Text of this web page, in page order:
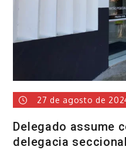
27 de agosto de
Delegado assume
delegacia